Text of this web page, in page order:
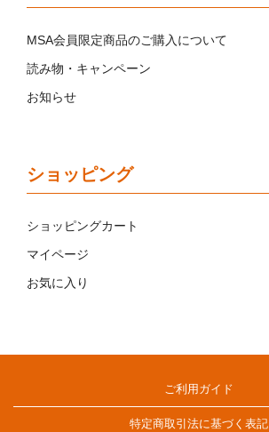
MSA会員限定商品のご購入について
読み物・キャンペーン
お知らせ
ショッピング
ショッピングカート
マイページ
お気に入り
ご利用ガイド
特定商取引法に基づく表記